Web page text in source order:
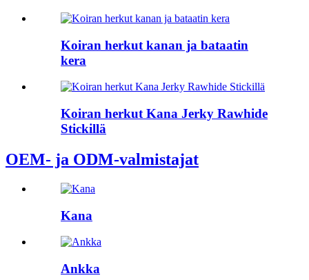
Koiran herkut kanan ja bataatin
kera
Koiran herkut Kana Jerky Rawhide
Stickillä
OEM- ja ODM-valmistajat
Kana
Ankka